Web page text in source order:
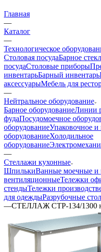
Главная
—
Каталог
—
Технологическое
Столовая посудаБарное
посудаСтоловые приборы
инвентарьБарный инвентарь
аксессуарыМебель для
—
Нейтральное оборудование
Барное оборудованиеЛинии
фудаПосудомоечное
оборудованиеУпаковочное и
оборудованиеХолодильное
оборудование
—
Стеллажи кухонные
ШпилькиВанные моечные и
вентиляционныеТележки
стендыТележки
для одеждыРазрубочные
—СТЕЛЛАЖ СТР-134/1300